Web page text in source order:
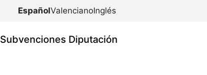
EspañolValencianoInglés
Subvenciones Diputación